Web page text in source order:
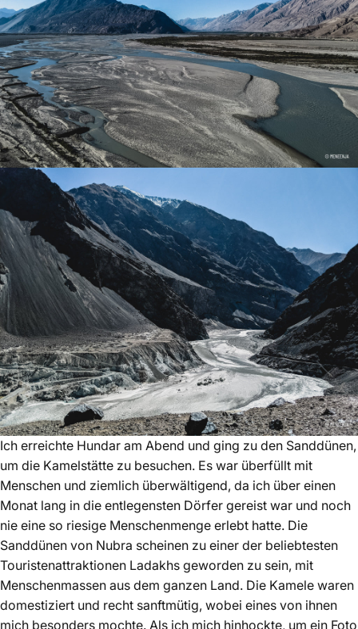
Ich erreichte Hundar am Abend und ging zu den Sanddünen,
um die Kamelstätte zu besuchen. Es war überfüllt mit
Menschen und ziemlich überwältigend, da ich über einen
Monat lang in die entlegensten Dörfer gereist war und noch
nie eine so riesige Menschenmenge erlebt hatte. Die
Sanddünen von Nubra scheinen zu einer der beliebtesten
Touristenattraktionen Ladakhs geworden zu sein, mit
Menschenmassen aus dem ganzen Land. Die Kamele waren
domestiziert und recht sanftmütig, wobei eines von ihnen
mich besonders mochte. Als ich mich hinhockte, um ein Foto